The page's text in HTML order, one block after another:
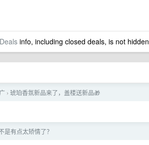
Dealsinfo, including closed deals, is not hidden
› 琥珀香氛新品来了，盖楼送新品🎁
是有点太矫情了？